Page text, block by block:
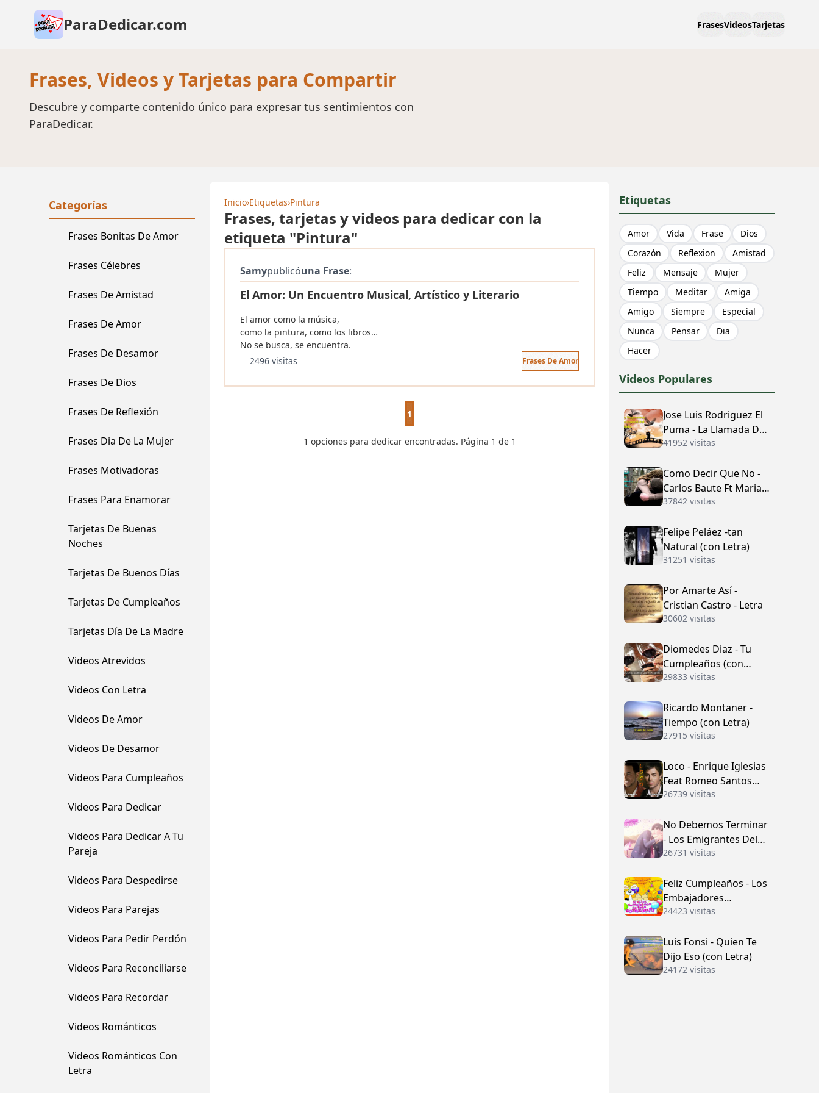
ParaDedicar.com FrasesVideosTarjetas
Frases, Videos y Tarjetas para Compartir
Descubre y comparte contenido único para expresar tus sentimientos con
ParaDedicar.
Categorías
Frases Bonitas De Amor
Frases Célebres
Frases De Amistad
Frases De Amor
Frases De Desamor
Frases De Dios
Frases De Reflexión
Frases Dia De La Mujer
Frases Motivadoras
Frases Para Enamorar
Tarjetas De Buenas
Noches
Tarjetas De Buenos Días
Tarjetas De Cumpleaños
Tarjetas Día De La Madre
Videos Atrevidos
Videos Con Letra
Videos De Amor
Videos De Desamor
Videos Para Cumpleaños
Videos Para Dedicar
Videos Para Dedicar A Tu
Pareja
Videos Para Despedirse
Videos Para Parejas
Videos Para Pedir Perdón
Videos Para Reconciliarse
Videos Para Recordar
Videos Románticos
Videos Románticos Con
Letra
Inicio›Etiquetas›Pintura
Frases, tarjetas y videos para dedicar con la
etiqueta "Pintura"
Samypublicóuna Frase:
El Amor: Un Encuentro Musical, Artístico y Literario
El amor como la música,
como la pintura, como los libros…
No se busca, se encuentra.
2496 visitas
Frases De Amor
1
1 opciones para dedicar encontradas. Página 1 de 1
Etiquetas
Amor Vida Frase
Dios
Corazón
Reflexion
Amistad
Feliz
Mensaje
Mujer
Tiempo
Meditar
Amiga
Amigo
Siempre
Especial
Nunca
Pensar
Dia
Hacer
Videos Populares
Jose Luis Rodriguez El
Puma - La Llamada Del
Amor (con Letra)
41952 visitas
Como Decir Que No -
Carlos Baute Ft Maria
José (con Letra)
37842 visitas
Felipe Peláez -tan
Natural (con Letra)
31251 visitas
Por Amarte Así -
Cristian Castro - Letra
30602 visitas
Diomedes Diaz - Tu
Cumpleaños (con
Letra)
29833 visitas
Ricardo Montaner -
Tiempo (con Letra)
27915 visitas
Loco - Enrique Iglesias
Feat Romeo Santos
(con Letra)
26739 visitas
No Debemos Terminar
- Los Emigrantes Del
Vallenato
26731 visitas
Feliz Cumpleaños - Los
Embajadores
Vallenatos (con Letra)
24423 visitas
Luis Fonsi - Quien Te
Dijo Eso (con Letra)
24172 visitas